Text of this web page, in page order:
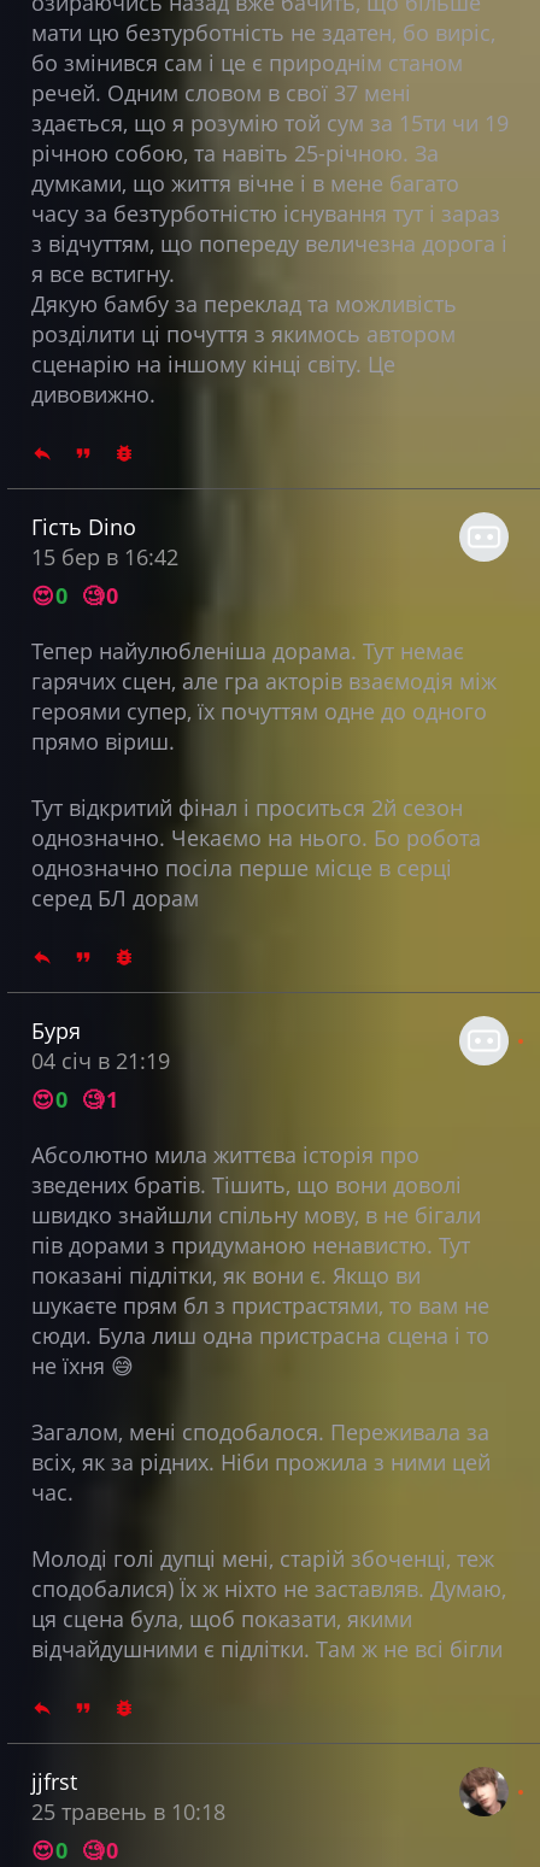
мати цю безтурботність не здатен, бо виріс,
бо змінився сам і це є природнім станом
речей. Одним словом в свої 37 мені
здається, що я розумію той сум за 15ти чи 19
річною собою, та навіть 25-річною. За
думками, що життя вічне і в мене багато
часу за безтурботністю існування тут і зараз
з відчуттям, що попереду величезна дорога і
я все встигну.
Дякую бамбу за переклад та можливість
розділити ці почуття з якимось автором
сценарію на іншому кінці світу. Це
дивовижно.
Гість Dino
15 бер в 16:42
😍0 🧐0
Тепер найулюбленіша дорама. Тут немає
гарячих сцен, але гра акторів взаємодія між
героями супер, їх почуттям одне до одного
прямо віриш.
Тут відкритий фінал і проситься 2й сезон
однозначно. Чекаємо на нього. Бо робота
однозначно посіла перше місце в серці
серед БЛ дорам
Буря
04 січ в 21:19
😍0 🧐1
Абсолютно мила життєва історія про
зведених братів. Тішить, що вони доволі
швидко знайшли спільну мову, в не бігали
пів дорами з придуманою ненавистю. Тут
показані підлітки, як вони є. Якщо ви
шукаєте прям бл з пристрастями, то вам не
сюди. Була лиш одна пристрасна сцена і то
не їхня 😅
Загалом, мені сподобалося. Переживала за
всіх, як за рідних. Ніби прожила з ними цей
час.
Молоді голі дупці мені, старій збоченці, теж
сподобалися) Їх ж ніхто не заставляв. Думаю,
ця сцена була, щоб показати, якими
відчайдушними є підлітки. Там ж не всі бігли
jjfrst
25 травень в 10:18
😍0 🧐0